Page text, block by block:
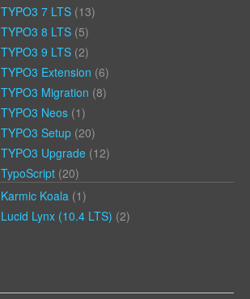
TYPO3 7 LTS (13)
TYPO3 8 LTS (5)
TYPO3 9 LTS (2)
TYPO3 Extension (6)
TYPO3 Migration (8)
TYPO3 Neos (1)
TYPO3 Setup (20)
TYPO3 Upgrade (12)
TypoScript (20)
Karmic Koala (1)
Lucid Lynx (10.4 LTS) (2)